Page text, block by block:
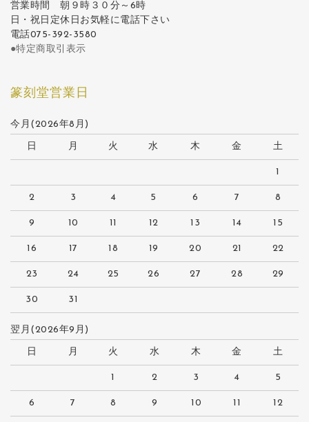
営業時間 朝９時３０分～6時
日・祝日定休日お気軽に電話下さい
電話075-392-3580
●特定商取引表示
篆刻堂営業日
今月(2026年8月)
日 月 火 水 木 金 土
1
2 3 4 5 6 7 8
9 10 11 12 13 14 15
16 17 18 19 20 21 22
23 24 25 26 27 28 29
30 31
翌月(2026年9月)
日 月 火 水 木 金 土
1 2 3 4 5
6 7 8 9 10 11 12